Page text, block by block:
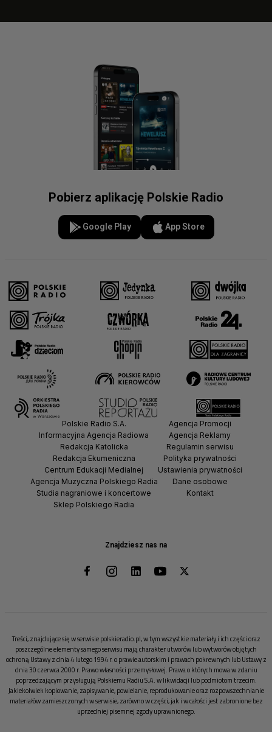
Pobierz aplikację Polskie Radio
Google Play App Store
Znajdziesz nas na
Polskie Radio S.A.
Informacyjna Agencja Radiowa
Redakcja Katolicka
Redakcja Ekumeniczna
Centrum Edukacji Medialnej
Agencja Muzyczna Polskiego Radia
Studia nagraniowe i koncertowe
Sklep Polskiego Radia
Agencja Promocji
Agencja Reklamy
Regulamin serwisu
Polityka prywatności
Ustawienia prywatności
Dane osobowe
Kontakt
Treści, znajdujące się w serwisie polskieradio.pl, w tym wszystkie materiały i ich części oraz
poszczególne elementy samego serwisu mają charakter utworów lub wytworów objętych
ochroną Ustawy z dnia 4 lutego 1994 r. o prawie autorskim i prawach pokrewnych lub Ustawy z
dnia 30 czerwca 2000 r. Prawo własności przemysłowej. Prawa o których mowa w zdaniu
poprzedzającym przysługują Polskiemu Radiu S.A. w likwidacji lub podmiotom trzecim.
Jakiekolwiek kopiowanie, zapisywanie, powielanie, reprodukowanie oraz rozpowszechnianie
materiałów zamieszczonych w serwisie, zarówno w części, jak i w całości jest zabronione bez
uprzedniej pisemnej zgody uprawnionego.